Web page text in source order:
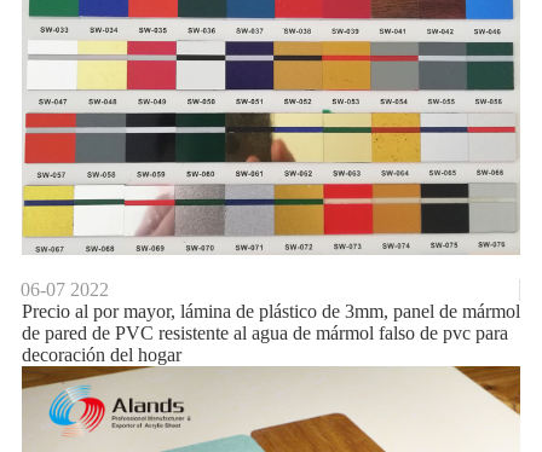
06-07 2022
Precio al por mayor, lámina de plástico de 3mm, panel de mármol
de pared de PVC resistente al agua de mármol falso de pvc para
decoración del hogar